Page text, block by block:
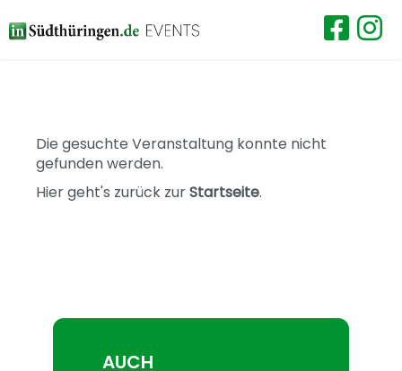
Die gesuchte Veranstaltung konnte nicht
gefunden werden.
Hier geht's zurück zurStartseite.
AUCH